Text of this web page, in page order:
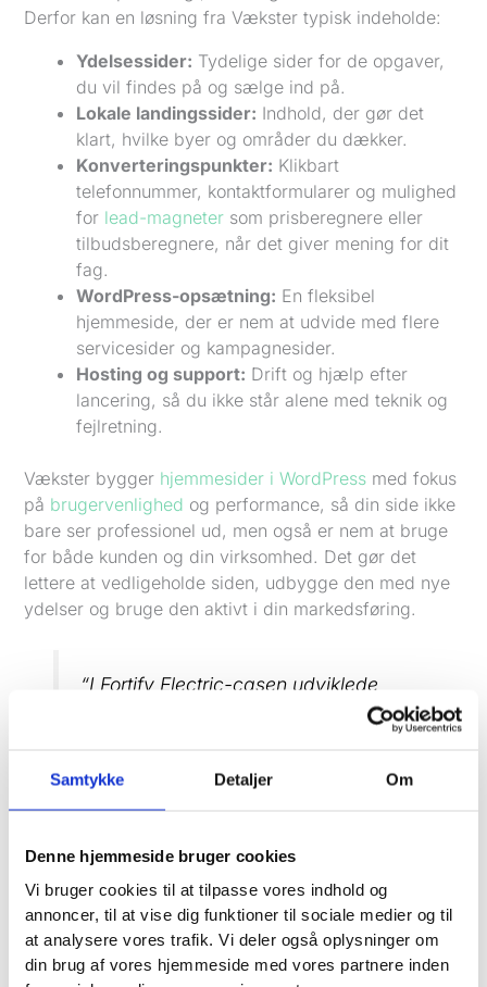
Samtykke Detaljer Om
Denne hjemmeside bruger cookies
Vi bruger cookies til at tilpasse vores indhold og
annoncer, til at vise dig funktioner til sociale medier og til
at analysere vores trafik. Vi deler også oplysninger om
din brug af vores hjemmeside med vores partnere inden
Derfor kan en løsning fra Vækster typisk indeholde:
Ydelsessider: Tydelige sider for de opgaver,
du vil findes på og sælge ind på.
Lokale landingssider: Indhold, der gør det
klart, hvilke byer og områder du dækker.
Konverteringspunkter: Klikbart
telefonnummer, kontaktformularer og mulighed
for lead-magneter som prisberegnere eller
tilbudsberegnere, når det giver mening for dit
fag.
WordPress-opsætning: En fleksibel
hjemmeside, der er nem at udvide med flere
servicesider og kampagnesider.
Hosting og support: Drift og hjælp efter
lancering, så du ikke står alene med teknik og
fejlretning.
Vækster bygger hjemmesider i WordPress med fokus
på brugervenlighed og performance, så din side ikke
bare ser professionel ud, men også er nem at bruge
for både kunden og din virksomhed. Det gør det
lettere at vedligeholde siden, udbygge den med nye
ydelser og bruge den aktivt i din markedsføring.
“I Fortify Electric-casen udviklede
Vækster en konverteringsoptimeret
15 opkald om dagen.”
Hvis din forretning egner sig til det, kan Vækster
også udvikle en online prisberegner som en del af
hjemmesiden. Det er særligt relevant, når du vil
sænke barrieren for at få en henvendelse og give